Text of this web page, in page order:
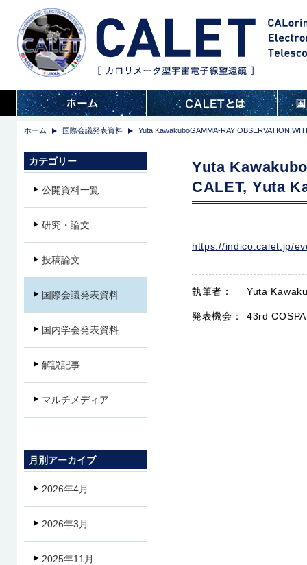
ホーム 国際会議発表資料 Yuta KawakuboGAMMA-RAY OBSERVATION
Yuta
CALET, Yuta
https://indico.calet.jp/
執筆者： Yuta
発表機会： 43rd
カテゴリー
公開資料一覧
研究・論文
投稿論文
国際会議発表資料
国内学会発表資料
解説記事
マルチメディア
月別アーカイブ
2026年4月
2026年3月
2025年11月